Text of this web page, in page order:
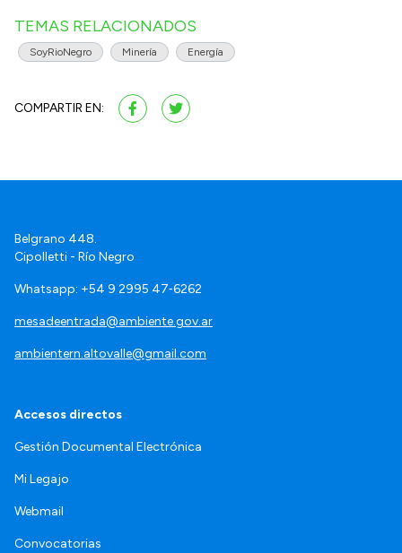
TEMAS RELACIONADOS
SoyRioNegro Minería Energía
COMPARTIR EN:
Belgrano 448.
Cipolletti - Río Negro
Whatsapp: +54 9 2995 47‑6262
mesadeentrada@ambiente.gov.ar
ambientern.altovalle@gmail.com
Accesos directos
Gestión Documental Electrónica
Mi Legajo
Webmail
Convocatorias